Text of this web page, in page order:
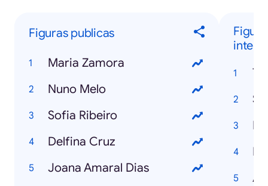
Figuras publicas
Maria Zamora
Nuno Melo
Sofia Ribeiro
Delfina Cruz
Joana Amaral Dias